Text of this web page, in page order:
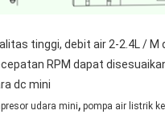
tinggi, debit air 2-2.4L /
RPM dapat
dc mini
udara mini, pompa air listrik